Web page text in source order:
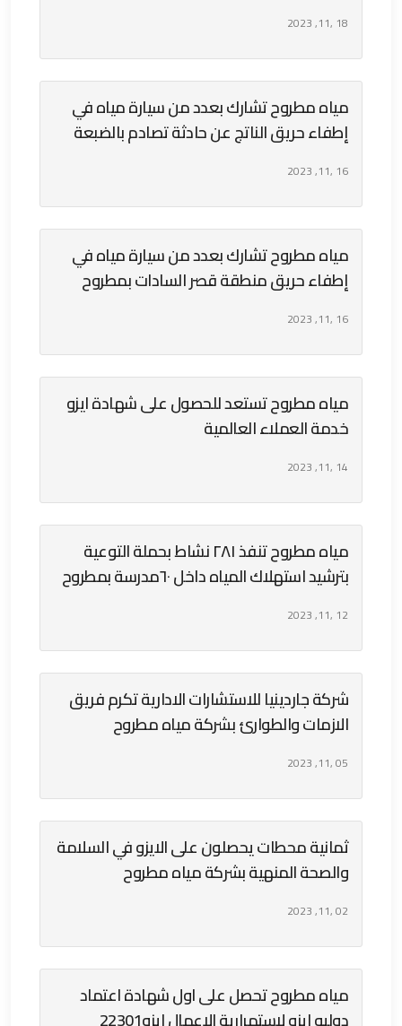
18 ,11, 2023
مياه مطروح تشارك بعدد من سيارة مياه في
إطفاء حريق الناتج عن حادثة تصادم بالضبعة
16 ,11, 2023
مياه مطروح تشارك بعدد من سيارة مياه في
إطفاء حريق منطقة قصر السادات بمطروح
16 ,11, 2023
مياه مطروح تستعد للحصول على شهادة ايزو
خدمة العملاء العالمية
14 ,11, 2023
مياه مطروح تنفذ ٢٨١ نشاط بحملة التوعية
بترشيد استهلاك المياه داخل ٦٠مدرسة بمطروح
12 ,11, 2023
شركة جاردينيا للاستشارات الادارية تكرم فريق
الازمات والطوارئ بشركة مياه مطروح
05 ,11, 2023
ثمانية محطات يحصلون على الايزو في السلامة
والصحة المنهية بشركة مياه مطروح
02 ,11, 2023
مياه مطروح تحصل على اول شهادة اعتماد
دوليه ايزو لاستمرارية الاعمال ايزو22301